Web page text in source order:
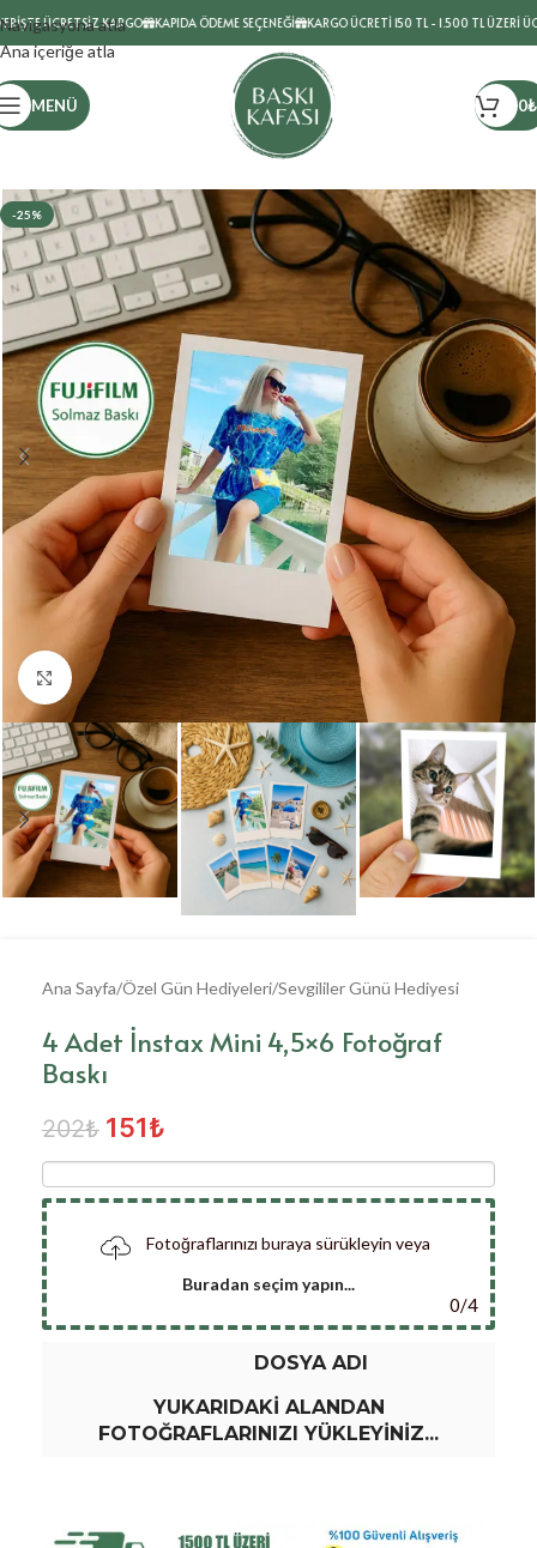
Navigasyona atla
Ana içeriğe atla
ÜCRETSİZ KARGO KAPIDA ÖDEME SEÇENEĞİ KARGO ÜCRETİ 150 TL - 1.500 TL ÜZERİ
MENÜ 0₺
-25%
Büyütmek için tıklayın
Ana Sayfa/Özel Gün Hediyeleri/Sevgililer Günü Hediyesi
4 Adet İnstax Mini 4,5×6 Fotoğraf
Baskı
202₺ 151₺
Fotoğraflarınızı buraya sürükleyin veya
Buradan seçim yapın...
0/4
DOSYA ADI
YUKARIDAKI ALANDAN
FOTOĞRAFLARINIZI YÜKLEYINIZ...